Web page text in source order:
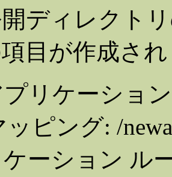
ディレクト
目が作成さ
プリケーショ
ピング: /
ーション ル